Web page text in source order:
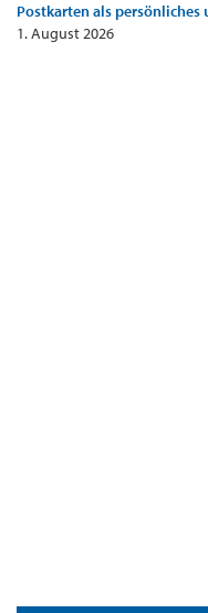
Postkarten als
1. August 2026